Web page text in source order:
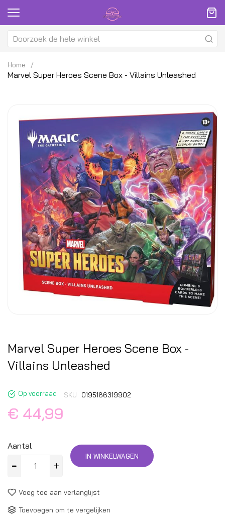
Home
Marvel Super Heroes Scene Box - Villains Unleashed
naar
het
einde
van
afbeeldingen-
gallerij
Marvel Super Heroes Scene Box -
Villains Unleashed
Op voorraad SKU 0195166319902
€ 44,99
Aantal
IN WINKELWAGEN
Voeg toe aan verlanglijst
Toevoegen om te vergelijken